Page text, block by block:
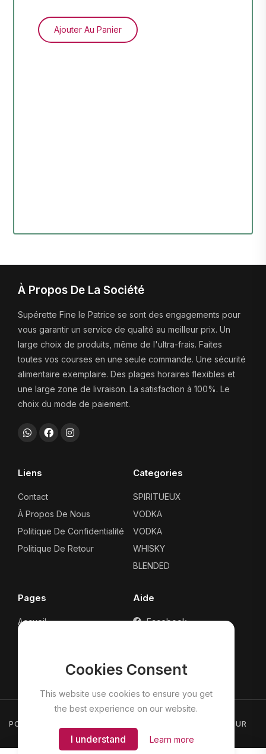
Cookies Consent
This website use cookies to ensure you get
the best experience on our website.
I understand Learn more
Ajouter Au Panier
À Propos De La Société
Supérette Fine le Patrice se sont des engagements pour
vous garantir un service de qualité au meilleur prix. Un
large choix de produits, même de l'ultra-frais. Faites
toutes vos courses en une seule commande. Une sécurité
alimentaire exemplaire. Des plages horaires flexibles et
une large zone de livraison. La satisfaction à 100%. Le
choix du mode de paiement.
Liens
Contact
À Propos De Nous
Politique De Confidentialité
Politique De Retour
Categories
SPIRITUEUX
VODKA
VODKA
WHISKY
BLENDED
Pages
Accueil
Aide
Facebook
POLITIQUE DE CONFIDENTIALITÉ POLITIQUE DE RETOUR